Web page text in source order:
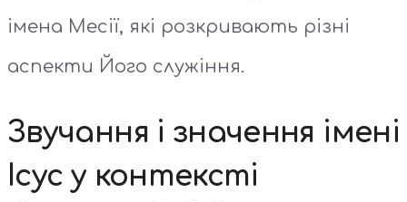
імена Месії, які розкривають різні
аспекти Його служіння.
Звучання і значення імені
Ісус у контексті